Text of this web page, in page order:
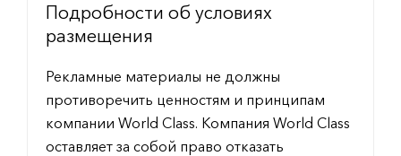
Подробности об условиях
размещения
Рекламные материалы не должны
противоречить ценностям и принципам
компании World Class. Компания World Class
оставляет за собой право отказать